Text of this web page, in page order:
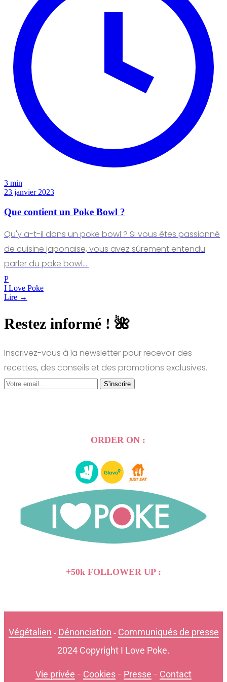
3 min
23 janvier 2023
Que contient un Poke Bowl ?
Qu'y a-t-il dans un poke bowl ? Si vous êtes passionné
de cuisine japonaise, vous avez sûrement entendu
parler du poke bowl.…
P
I Love Poke
Lire →
Restez informé ! 🌺
Inscrivez-vous à la newsletter pour recevoir des
recettes, des conseils et des promotions exclusives.
S'inscrire
ORDER ON :
+50k FOLLOWER UP :
Végétalien - Dénonciation - Communiqués de presse
2024 Copyright I Love Poke.
Vie privée - Cookies- Presse - Contact